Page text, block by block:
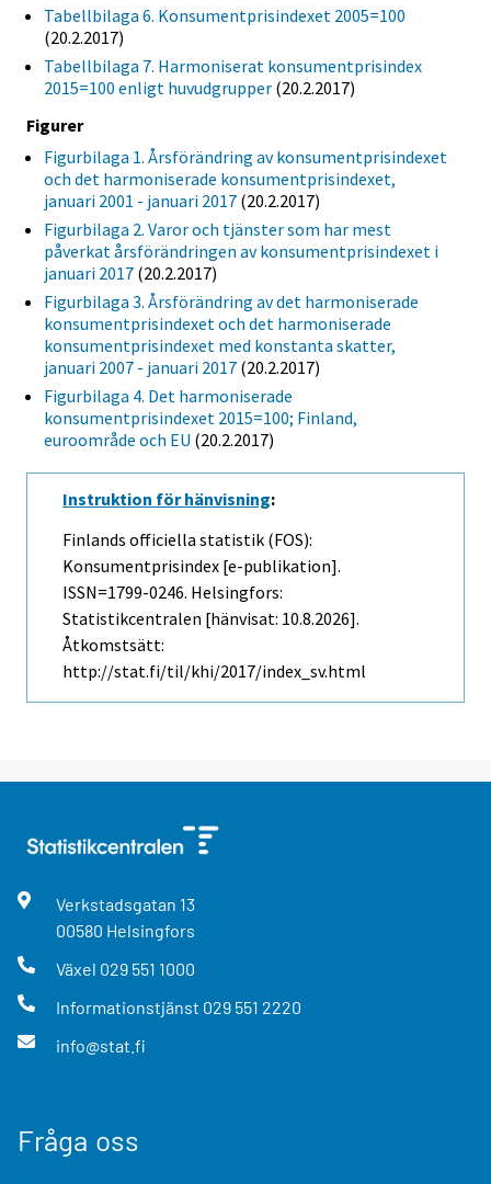
Tabellbilaga 6. Konsumentprisindexet 2005=100
(20.2.2017)
Tabellbilaga 7. Harmoniserat konsumentprisindex
2015=100 enligt huvudgrupper (20.2.2017)
Figurer
Figurbilaga 1. Årsförändring av konsumentprisindexet
och det harmoniserade konsumentprisindexet,
januari 2001 - januari 2017 (20.2.2017)
Figurbilaga 2. Varor och tjänster som har mest
påverkat årsförändringen av konsumentprisindexet i
januari 2017 (20.2.2017)
Figurbilaga 3. Årsförändring av det harmoniserade
konsumentprisindexet och det harmoniserade
konsumentprisindexet med konstanta skatter,
januari 2007 - januari 2017 (20.2.2017)
Figurbilaga 4. Det harmoniserade
konsumentprisindexet 2015=100; Finland,
euroområde och EU (20.2.2017)
Instruktion för hänvisning:
Finlands officiella statistik (FOS):
Konsumentprisindex [e-publikation].
ISSN=1799-0246. Helsingfors:
Statistikcentralen [hänvisat: 10.8.2026].
Åtkomstsätt:
http://stat.fi/til/khi/2017/index_sv.html
Verkstadsgatan 13
00580 Helsingfors
Växel 029 551 1000
Informationstjänst 029 551 2220
info@stat.fi
Fråga oss